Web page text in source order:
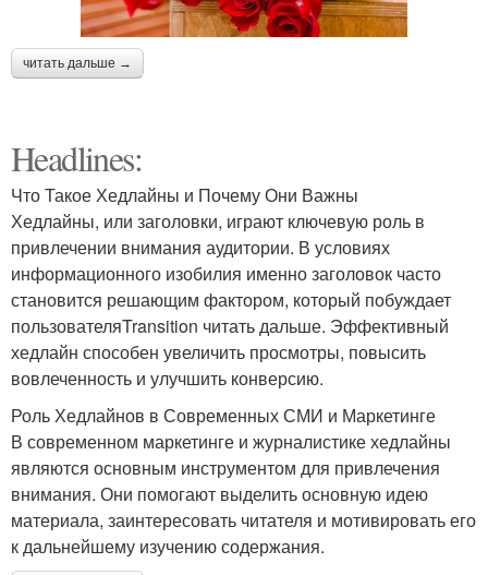
читать дальше →
Headlines:
Что Такое Хедлайны и Почему Они Важны
Хедлайны, или заголовки, играют ключевую роль в
привлечении внимания аудитории. В условиях
информационного изобилия именно заголовок часто
становится решающим фактором, который побуждает
пользователяTransition читать дальше. Эффективный
хедлайн способен увеличить просмотры, повысить
вовлеченность и улучшить конверсию.
Роль Хедлайнов в Современных СМИ и Маркетинге
В современном маркетинге и журналистике хедлайны
являются основным инструментом для привлечения
внимания. Они помогают выделить основную идею
материала, заинтересовать читателя и мотивировать его
к дальнейшему изучению содержания.